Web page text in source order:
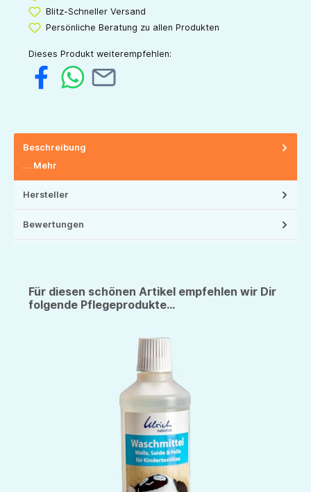
Blitz-Schneller Versand
Persönliche Beratung zu allen Produkten
Dieses Produkt weiterempfehlen:
Beschreibung
… Mehr
Hersteller
Bewertungen
Für diesen schönen Artikel empfehlen wir Dir
folgende Pflegeprodukte...